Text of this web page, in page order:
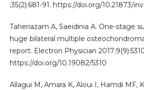
;35(2):681-91. https://doi.org/10.21873/
Taheriazam A, Saeidinia A. One-stage
huge bilateral multiple
report. Electron Physician
https://doi.org/10.19082/5310
Allagui M, Amara K, Aloui I, Hamdi MF,